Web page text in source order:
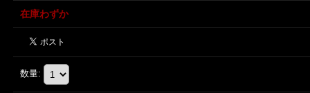
在庫わずか
数量: